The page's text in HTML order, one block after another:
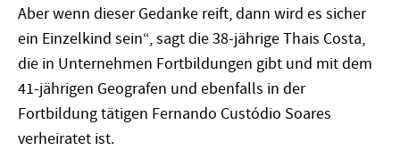
Aber wenn dieser Gedanke reift, dann wird es sicher
ein Einzelkind sein“, sagt die 38-jährige Thais Costa,
die in Unternehmen Fortbildungen gibt und mit dem
41-jährigen Geografen und ebenfalls in der
Fortbildung tätigen Fernando Custódio Soares
verheiratet ist.